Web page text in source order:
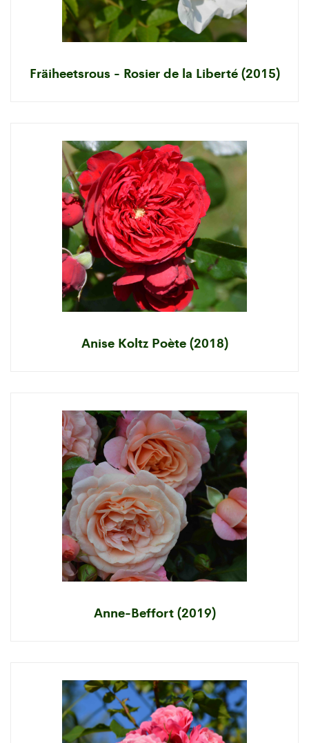
Fräiheetsrous - Rosier de la Liberté (2015)
Anise Koltz Poète (2018)
Anne-Beffort (2019)